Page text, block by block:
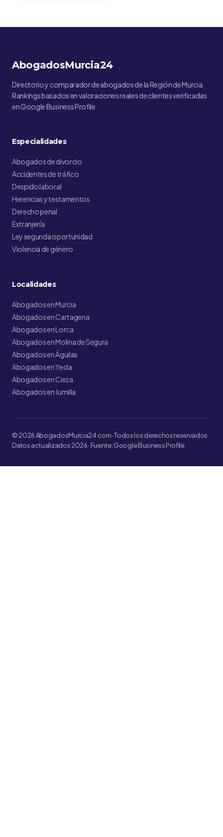
AbogadosMurcia24
Directorio y comparador de abogados de la Región de Murcia.
Rankings basados en valoraciones reales de clientes verificadas
en Google Business Profile.
Especialidades
Abogados de divorcio
Accidentes de tráfico
Despido laboral
Herencias y testamentos
Derecho penal
Extranjería
Ley segunda oportunidad
Violencia de género
Localidades
Abogados en Murcia
Abogados en Cartagena
Abogados en Lorca
Abogados en Molina de Segura
Abogados en Águilas
Abogados en Yecla
Abogados en Cieza
Abogados en Jumilla
© 2026 AbogadosMurcia24.com · Todos los derechos reservados
Datos actualizados 2026 · Fuente: Google Business Profile